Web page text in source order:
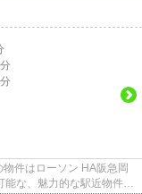
件はローソン HA阪急岡
な、魅力的な駅近物件で